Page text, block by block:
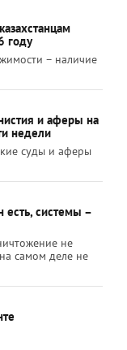
году
– наличие
и аферы на
недели
суды и аферы
системы –
не
самом деле не